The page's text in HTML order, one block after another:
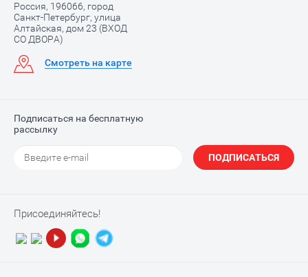
Россия, 196066, город
Санкт-Петербург, улица
Алтайская, дом 23 (ВХОД
СО ДВОРА)
Смотреть на карте
Подписаться на бесплатную
рассылку
ПОДПИСАТЬСЯ
Присоединяйтесь!